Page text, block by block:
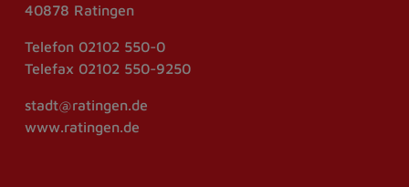
40878 Ratingen
Telefon 02102 550-0
Telefax 02102 550-9250
stadt@ratingen.de
www.ratingen.de